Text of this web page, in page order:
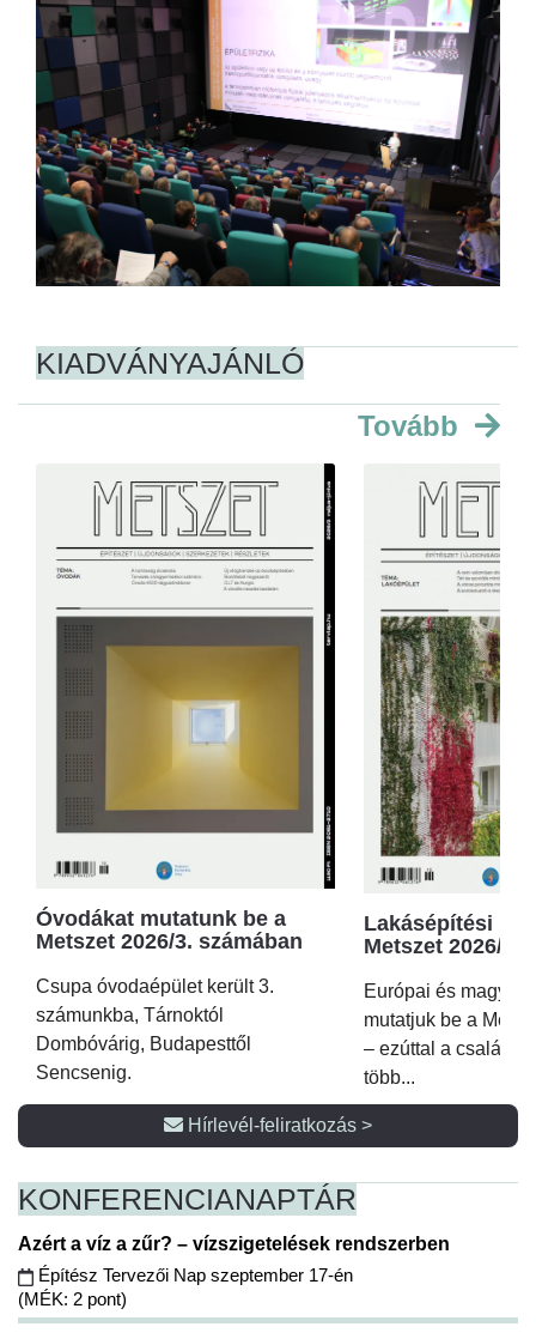
KIADVÁNYAJÁNLÓ
Tovább
Óvodákat mutatunk be a
Metszet 2026/3. számában
Csupa óvodaépület került 3.
számunkba, Tárnoktól
Dombóvárig, Budapesttől
Sencsenig.
Lakásépítési
Metszet 2026/2.
Európai és magyar
mutatjuk be a
– ezúttal a családi
több...
Hírlevél-feliratkozás >
KONFERENCIANAPTÁR
Azért a víz a zűr? – vízszigetelések rendszerben
Építész Tervezői Nap szeptember 17-én
(MÉK: 2 pont)